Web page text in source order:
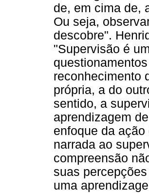
de, em cima de,
Ou seja,
descobre".
"Supervisão é
reconhecimento
própria, a do
sentido, a
aprendizagem
enfoque da
narrada ao
compreensão
suas
uma